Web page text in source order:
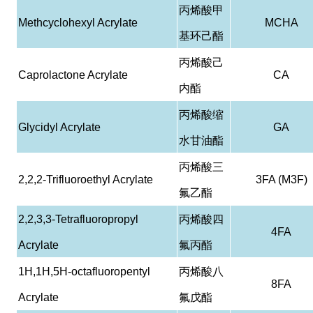
Methcyclohexyl Acrylate
丙烯酸甲
基环己酯
MCHA
Caprolactone Acrylate
丙烯酸己
内酯
CA
Glycidyl Acrylate
丙烯酸缩
水甘油酯
GA
2,2,2-Trifluoroethyl Acrylate
丙烯酸三
氟乙酯
3FA (M3F)
2,2,3,3-Tetrafluoropropyl
Acrylate
丙烯酸四
氟丙酯
4FA
1H,1H,5H-octafluoropentyl
Acrylate
丙烯酸八
氟戊酯
8FA